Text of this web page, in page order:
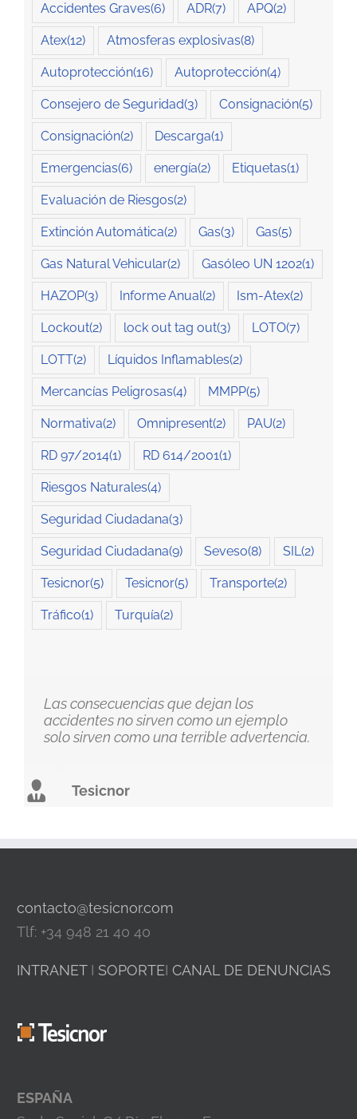
Accidentes Graves(6) ADR(7) APQ(2)
Atex(12) Atmosferas explosivas(8)
Autoprotección(16) Autoprotección(4)
Consejero de Seguridad(3) Consignación(5)
Consignación(2) Descarga(1)
Emergencias(6) energía(2) Etiquetas(1)
Evaluación de Riesgos(2)
Extinción Automática(2) Gas(3) Gas(5)
Gas Natural Vehicular(2) Gasóleo UN 1202(1)
HAZOP(3) Informe Anual(2) Ism-Atex(2)
Lockout(2) lock out tag out(3) LOTO(7)
LOTT(2) Líquidos Inflamables(2)
Mercancías Peligrosas(4) MMPP(5)
Normativa(2) Omnipresent(2) PAU(2)
RD 97/2014(1) RD 614/2001(1)
Riesgos Naturales(4)
Seguridad Ciudadana(3)
Seguridad Ciudadana(9) Seveso(8) SIL(2)
Tesicnor(5) Tesicnor(5) Transporte(2)
Tráfico(1) Turquía(2)
Las consecuencias que dejan los
accidentes no sirven como un ejemplo
solo sirven como una terrible advertencia.
Tesicnor
contacto@tesicnor.com
Tlf: +34 948 21 40 40
INTRANETI SOPORTEI CANAL DE DENUNCIAS
ESPAÑA